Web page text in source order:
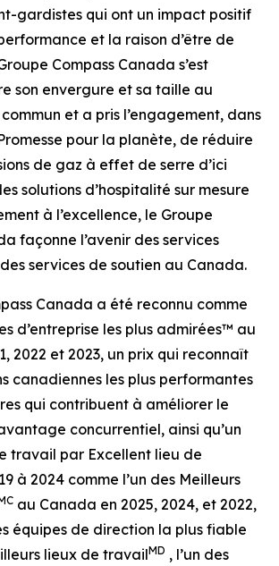
gardistes qui ont un impact positif
et la raison d’être de
Compass Canada s’est
son envergure et sa taille au
et a pris l’engagement, dans
pour la planète, de réduire
de gaz à effet de serre d’ici
solutions d’hospitalité sur mesure
à l’excellence, le Groupe
façonne l’avenir des services
services de soutien au Canada.
Canada a été reconnu comme
d’entreprise les plus admirées™ au
2022 et 2023, un prix qui reconnaît
canadiennes les plus performantes
qui contribuent à améliorer le
concurrentiel, ainsi qu’un
travail par Excellent lieu de
à 2024 comme l’un des Meilleurs
au Canada en 2025, 2024, et 2022,
équipes de direction la plus fiable
lieux de travailMD , l’un des